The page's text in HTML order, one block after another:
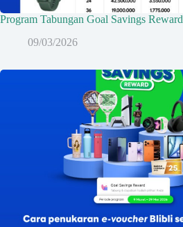
Program Tabungan Goal Savings Reward
09/03/2026